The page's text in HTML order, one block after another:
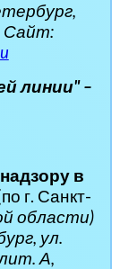
Сайт:
линии" –
в
г. Санкт-
области)
ул.
А,